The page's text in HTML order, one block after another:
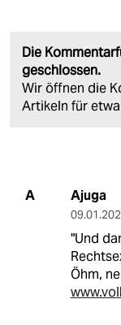
Die
geschlossen.
Wir öffnen die
Artikeln für
A Ajuga
"Und
Öhm,